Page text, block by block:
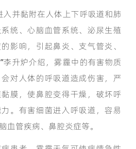
并黏附在人体上下呼吸道和肺
统、心脑血管系统、泌尿生殖
影响，引起鼻炎、支气管炎、
李升炉介绍，雾霾中的有害物质
对人体的呼吸道造成伤害，严
膜，使鼻腔变得干燥，破坏呼
。有害细菌进入呼吸道，容易
血管疾病、鼻腔炎症等。